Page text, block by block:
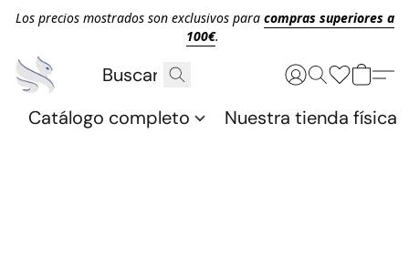
Los precios mostrados son exclusivos para compras superiores a
100€.
Catálogo completo Nuestra tienda física